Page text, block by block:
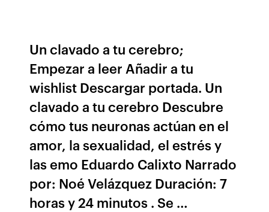
Un clavado a tu cerebro;
Empezar a leer Añadir a tu
wishlist Descargar portada. Un
clavado a tu cerebro Descubre
cómo tus neuronas actúan en el
amor, la sexualidad, el estrés y
las emo Eduardo Calixto Narrado
por: Noé Velázquez Duración: 7
horas y 24 minutos . Se …